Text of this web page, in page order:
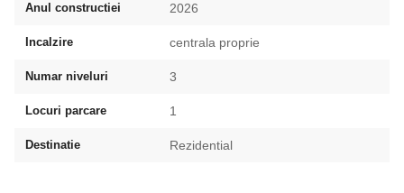
Anul constructiei 2026
Incalzire centrala proprie
Numar niveluri 3
Locuri parcare 1
Destinatie Rezidential